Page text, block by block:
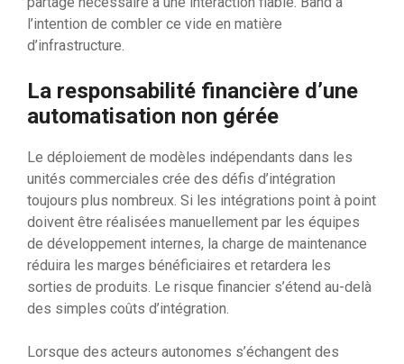
l’intention de combler ce vide en matière
d’infrastructure.
La responsabilité financière d’une
automatisation non gérée
Le déploiement de modèles indépendants dans les
unités commerciales crée des défis d’intégration
toujours plus nombreux. Si les intégrations point à point
doivent être réalisées manuellement par les équipes
de développement internes, la charge de maintenance
réduira les marges bénéficiaires et retardera les
sorties de produits. Le risque financier s’étend au-delà
des simples coûts d’intégration.
Lorsque des acteurs autonomes s’échangent des